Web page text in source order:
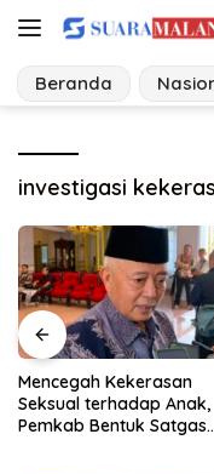
Langsung
konten
Beranda
investigasi
Proyek Irigasi di
Sumberpucung
Abaikan SOP,